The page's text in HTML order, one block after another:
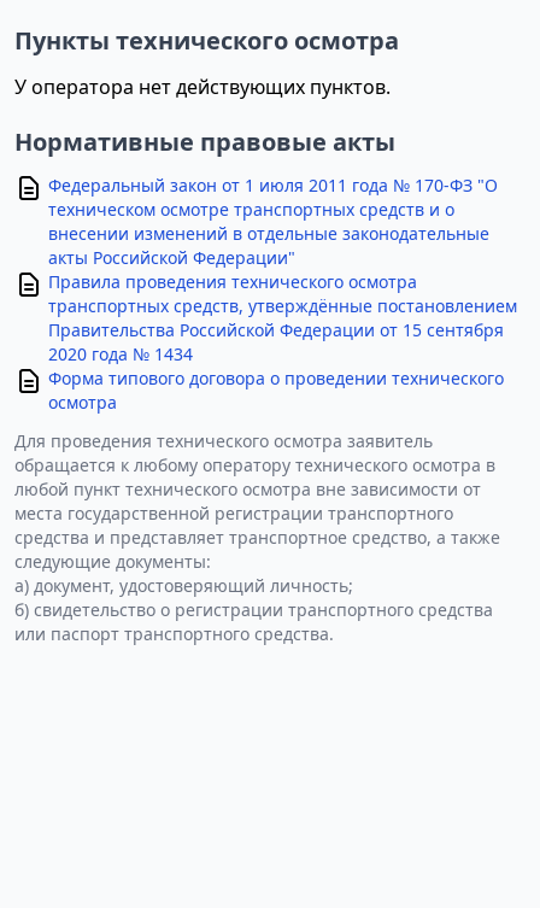
Пункты технического осмотра
У оператора нет действующих пунктов.
Нормативные правовые акты
Федеральный закон от 1 июля 2011 года № 170-ФЗ "О
техническом осмотре транспортных средств и о
внесении изменений в отдельные законодательные
акты Российской Федерации"
Правила проведения технического осмотра
транспортных средств, утверждённые постановлением
Правительства Российской Федерации от 15 сентября
2020 года № 1434
Форма типового договора о проведении технического
осмотра
Для проведения технического осмотра заявитель
обращается к любому оператору технического осмотра в
любой пункт технического осмотра вне зависимости от
места государственной регистрации транспортного
средства и представляет транспортное средство, а также
следующие документы:
а) документ, удостоверяющий личность;
б) свидетельство о регистрации транспортного средства
или паспорт транспортного средства.